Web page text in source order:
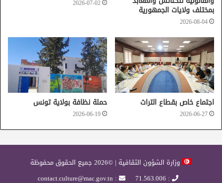
بمختلف ولايات الجمهورية
2026-08-04
2026-07-02
اجتماع خاص بقطاع التراث
2026-06-27
حملة نظافة بولاية تونس
2026-06-19
وزارة الشؤون الثقافية | ©2026 جميع الحقوق محفوظة
: 71.563.006
: contact.culture@mac.gov.tn